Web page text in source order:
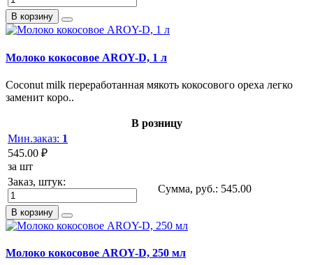
В корзину
Молоко кокосовое AROY-D, 1 л
Coconut milk переработанная мякоть кокосового ореха легко
заменит коро..
В розницу
Мин.заказ: 1
545.00 ₽
за шт
Заказ, штук:
Сумма, руб.: 545.00
В корзину
Молоко кокосовое AROY-D, 250 мл